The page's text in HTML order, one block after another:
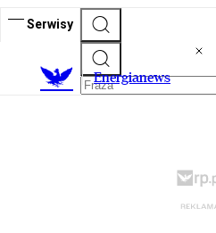
Serwisy
Energianews